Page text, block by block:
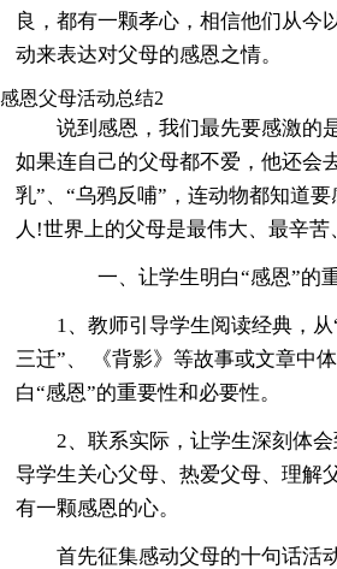
良，都有一颗孝心，相信他们从今
动来表达对父母的感恩之情。
感恩父母活动总结2
说到感恩，我们最先要感激的
如果连自己的父母都不爱，他还会
乳”、“乌鸦反哺”，连动物都知道
人!世界上的父母是最伟大、最辛苦
一、让学生明白“感恩”的重
1、教师引导学生阅读经典，
三迁”、 《背影》等故事或文章中
白“感恩”的重要性和必要性。
2、联系实际，让学生深刻体会
导学生关心父母、热爱父母、理解
有一颗感恩的心。
首先征集感动父母的十句话活